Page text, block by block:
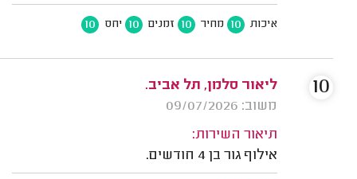
איכות 10 מחיר 10 זמנים 10 יחס 10
ליאור סלמן, תל אביב.
משוב: 09/07/2026
תיאור השירות:
אילוף גור בן 4 חודשים.
10